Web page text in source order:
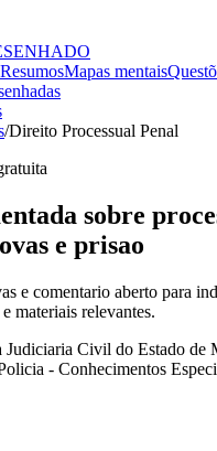
ResumosMapas mentais
/Direito Processual Penal
sobre
e prisao
e comentario aberto para
materiais relevantes.
Judiciaria Civil do Estado de
- Conhecimentos